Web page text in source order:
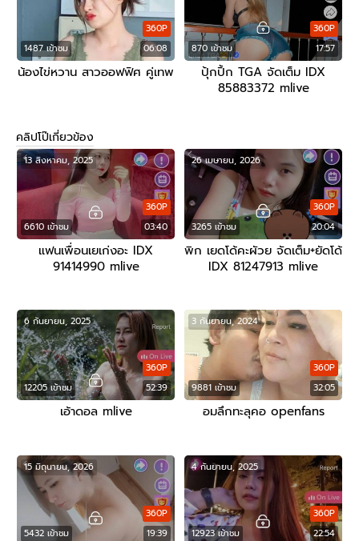
1487 เข้าชม 06:08
360P
น้องไข่หวาน สาวออฟฟิศ คู่เทพ
870 เข้าชม 17:57
360P
ปุ้กปิ้ก TGA จัดเต็ม IDX
85883372 mlive
คลิปโป๊เกี่ยวข้อง
6610 เข้าชม 03:40
360P
13 สิงหาคม, 2025
แฟนเพื่อนเยเก่งอะ IDX
91414990 mlive
3265 เข้าชม 20:04
360P
26 เมษายน, 2026
พิก เยดโด้คะผัวย จัดเต็ม+ยัดโด้
IDX 81247913 mlive
12205 เข้าชม 52:39
360P
6 กันยายน, 2025
เอ้าดอล mlive
9881 เข้าชม 32:05
360P
3 กันยายน, 2024
อมลึกทะลุคอ openfans
5432 เข้าชม 19:39
360P
15 มิถุนายน, 2026
12923 เข้าชม 22:54
360P
4 กันยายน, 2025